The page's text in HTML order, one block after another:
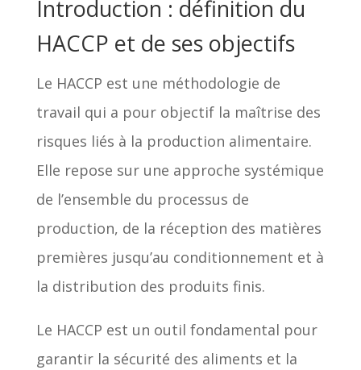
Introduction : définition du
HACCP et de ses objectifs
Le HACCP est une méthodologie de
travail qui a pour objectif la maîtrise des
risques liés à la production alimentaire.
Elle repose sur une approche systémique
de l’ensemble du processus de
production, de la réception des matières
premières jusqu’au conditionnement et à
la distribution des produits finis.
Le HACCP est un outil fondamental pour
garantir la sécurité des aliments et la